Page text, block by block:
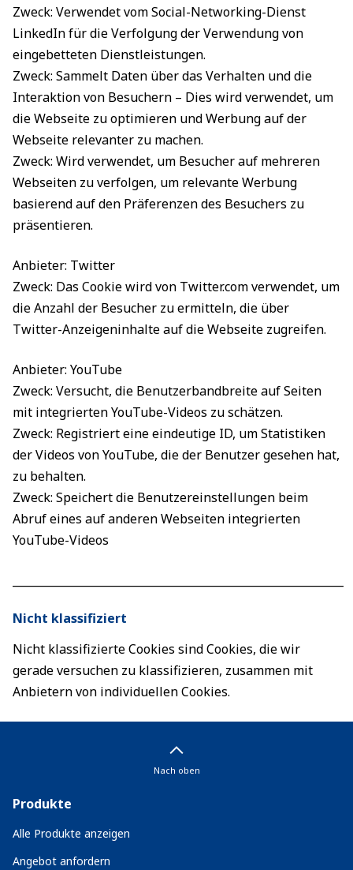
Zweck: Verwendet vom Social-Networking-Dienst
LinkedIn für die Verfolgung der Verwendung von
eingebetteten Dienstleistungen.
Zweck: Sammelt Daten über das Verhalten und die
Interaktion von Besuchern – Dies wird verwendet, um
die Webseite zu optimieren und Werbung auf der
Webseite relevanter zu machen.
Zweck: Wird verwendet, um Besucher auf mehreren
Webseiten zu verfolgen, um relevante Werbung
basierend auf den Präferenzen des Besuchers zu
präsentieren.
Anbieter: Twitter
Zweck: Das Cookie wird von Twitter.com verwendet, um
die Anzahl der Besucher zu ermitteln, die über
Twitter-Anzeigeninhalte auf die Webseite zugreifen.
Anbieter: YouTube
Zweck: Versucht, die Benutzerbandbreite auf Seiten
mit integrierten YouTube-Videos zu schätzen.
Zweck: Registriert eine eindeutige ID, um Statistiken
der Videos von YouTube, die der Benutzer gesehen hat,
zu behalten.
Zweck: Speichert die Benutzereinstellungen beim
Abruf eines auf anderen Webseiten integrierten
YouTube-Videos
Nicht klassifiziert
Nicht klassifizierte Cookies sind Cookies, die wir
gerade versuchen zu klassifizieren, zusammen mit
Anbietern von individuellen Cookies.
Nach oben
Produkte
Alle Produkte anzeigen
Angebot anfordern